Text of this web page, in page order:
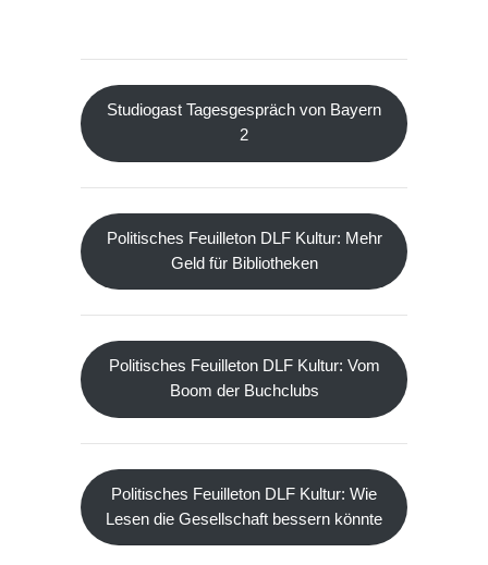
Studiogast Tagesgespräch von Bayern
2
Politisches Feuilleton DLF Kultur: Mehr
Geld für Bibliotheken
Politisches Feuilleton DLF Kultur: Vom
Boom der Buchclubs
Politisches Feuilleton DLF Kultur: Wie
Lesen die Gesellschaft bessern könnte